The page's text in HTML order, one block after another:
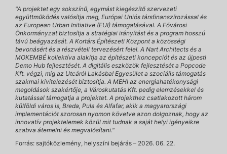
"A projektet egy sokszínű, egymást kiegészítő szervezeti
együttműködés valósítja meg, Európai Uniós társfinanszírozással és
az European Urban Initiative (EUI) támogatásával. A Fővárosi
Önkormányzat biztosítja a stratégiai irányítást és a program hosszú
távú beágyazását. A Kortárs Építészeti Központ a közösségi
bevonásért és a részvételi tervezésért felel. A Nart Architects és a
MOKEMBÉ kollektíva alakítja az építészeti koncepciót és az újpesti
Demo Hub fejlesztését. A digitális eszközök fejlesztését a Popcode
Kft. végzi, míg az Utcáról Lakásba! Egyesület a szociális támogatás
szakmai kivitelezését biztosítja. A MEHI az energiahatékonysági
megoldások szakértője, a Városkutatás Kft. pedig elemzésekkel és
kutatással támogatja a projektet. A projekthez csatlakozott három
külföldi város is, Breda, Pula és Alfafar, akik a magyarországi
implementációt szorosan nyomon követve azon dolgoznak, hogy az
innovatív projektelemek közül mit tudnak a saját helyi igényeikre
szabva átemelni és megvalósítani."
Forrás: sajtóközlemény, helyszíni bejárás – 2026. 06. 22.